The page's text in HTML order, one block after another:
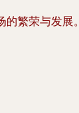
繁荣与发展。